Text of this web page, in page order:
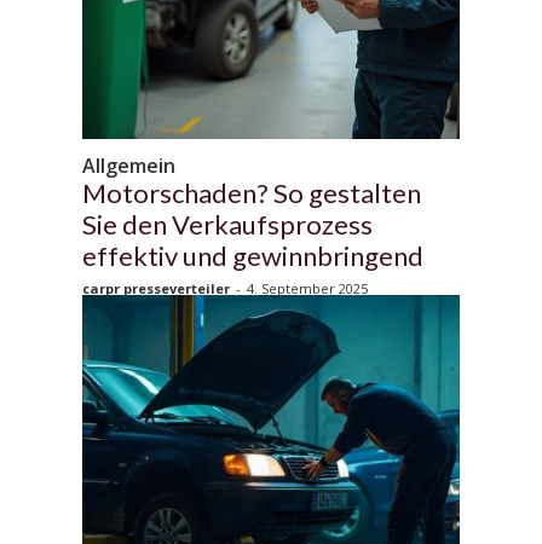
Allgemein
Motorschaden? So gestalten
Sie den Verkaufsprozess
effektiv und gewinnbringend
carpr presseverteiler - 4. September 2025